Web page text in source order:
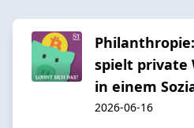
spielt private
in einem
2026-06-16